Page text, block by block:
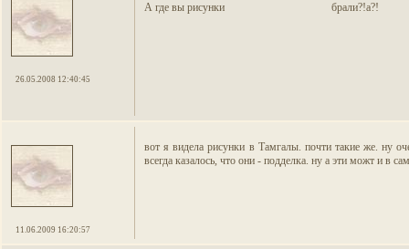
26.05.2008 12:40:45
А где вы рисунки брали?!а?!
11.06.2009 16:20:57
вот я видела рисунки в Тамгалы. почти такие же. ну
всегда казалось, что они - подделка. ну а эти можт и в